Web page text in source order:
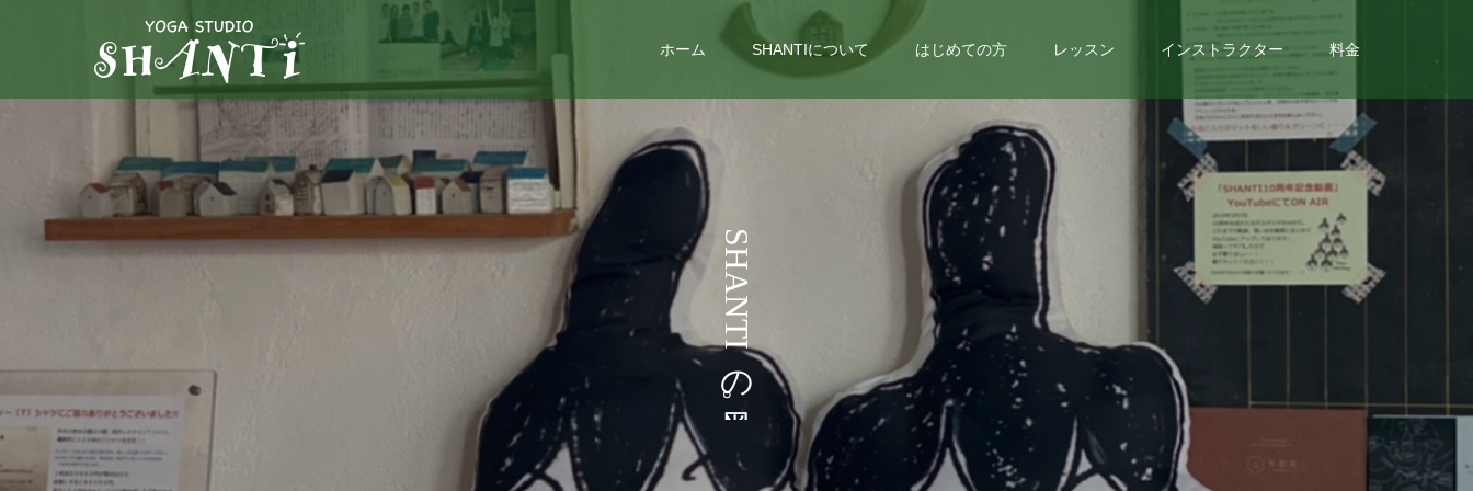
ホーム SHANTIについて はじめての方 レッスン インストラクター 料金
S
H
A
N
T
I
の
。